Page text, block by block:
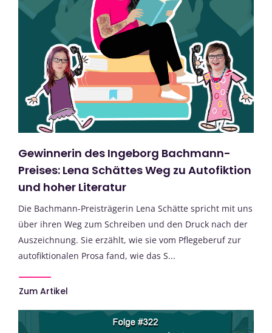
Gewinnerin des Ingeborg Bachmann-
Preises: Lena Schättes Weg zu Autofiktion
und hoher Literatur
Die Bachmann-Preisträgerin Lena Schätte spricht mit uns
über ihren Weg zum Schreiben und den Druck nach der
Auszeichnung. Sie erzählt, wie sie vom Pflegeberuf zur
autofiktionalen Prosa fand, wie das S...
Zum Artikel